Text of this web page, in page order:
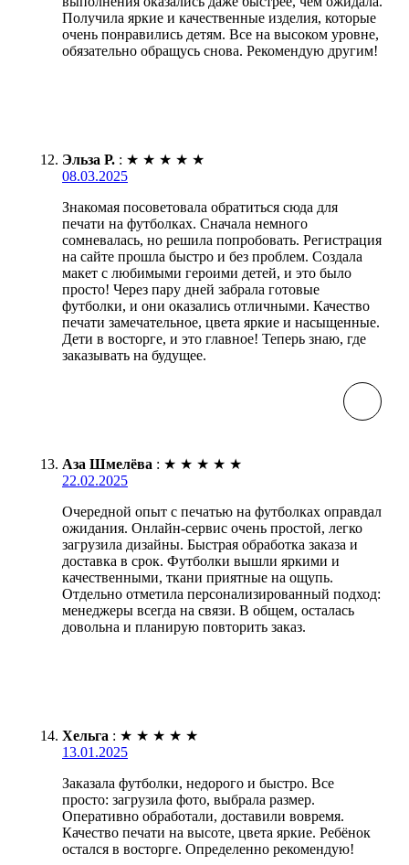
Получила яркие и качественные изделия, которые
очень понравились детям. Все на высоком уровне,
обязательно обращусь снова. Рекомендую другим!
Эльза Р. : ★ ★ ★ ★ ★
08.03.2025
Знакомая посоветовала обратиться сюда для
печати на футболках. Сначала немного
сомневалась, но решила попробовать. Регистрация
на сайте прошла быстро и без проблем. Создала
макет с любимыми героими детей, и это было
просто! Через пару дней забрала готовые
футболки, и они оказались отличными. Качество
печати замечательное, цвета яркие и насыщенные.
Дети в восторге, и это главное! Теперь знаю, где
заказывать на будущее.
Аза Шмелёва : ★ ★ ★ ★ ★
22.02.2025
Очередной опыт с печатью на футболках оправдал
ожидания. Онлайн-сервис очень простой, легко
загрузила дизайны. Быстрая обработка заказа и
доставка в срок. Футболки вышли яркими и
качественными, ткани приятные на ощупь.
Отдельно отметила персонализированный подход:
менеджеры всегда на связи. В общем, осталась
довольна и планирую повторить заказ.
Хельга : ★ ★ ★ ★ ★
13.01.2025
Заказала футболки, недорого и быстро. Все
просто: загрузила фото, выбрала размер.
Оперативно обработали, доставили вовремя.
Качество печати на высоте, цвета яркие. Ребёнок
остался в восторге. Определенно рекомендую!